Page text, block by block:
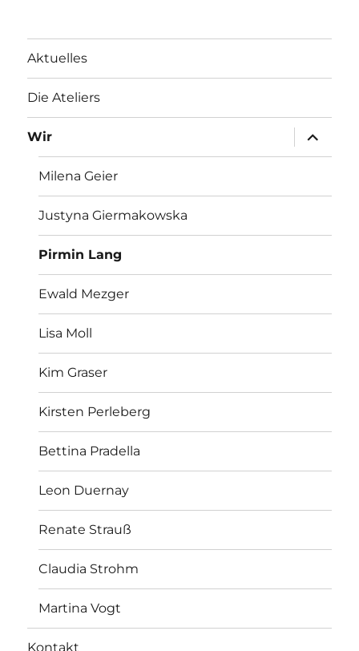
Aktuelles
Die Ateliers
Wir
öffnen
Milena Geier
Justyna Giermakowska
Pirmin Lang
Ewald Mezger
Lisa Moll
Kim Graser
Kirsten Perleberg
Bettina Pradella
Leon Duernay
Renate Strauß
Claudia Strohm
Martina Vogt
Kontakt